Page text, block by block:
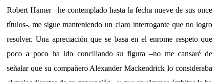
Robert Hamer –he contemplado hasta la fecha nueve de sus once
títulos-, me sigue manteniendo un claro interrogante que no logro
resolver. Una apreciación que se basa en el enrome respeto que
poco a poco ha ido conciliando su figura –no me cansaré de
señalar que su compañero Alexander Mackendrick lo consideraba